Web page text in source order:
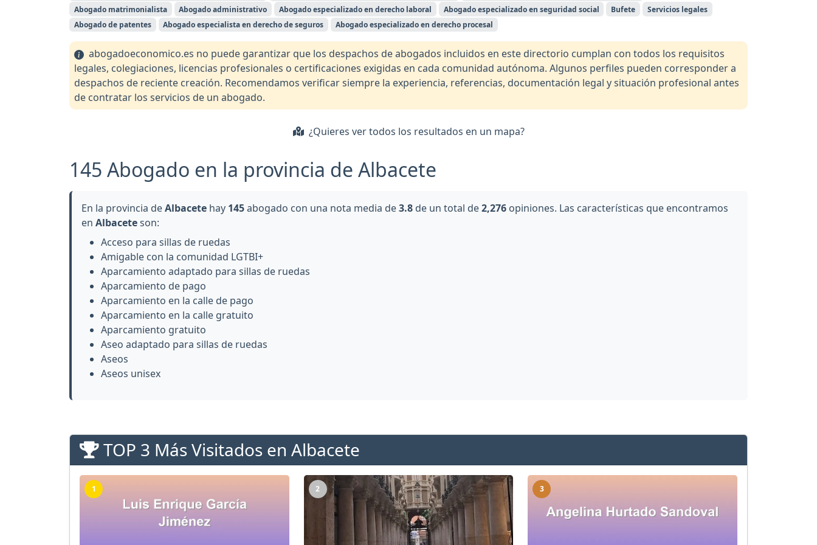
Abogado matrimonialista
Abogado administrativo Abogado especializado en derecho laboral Abogado especializado en seguridad social Bufete
Servicios legales
Abogado de patentes
Abogado especialista en derecho de seguros Abogado especializado en derecho procesal
abogadoeconomico.es no puede garantizar que los despachos de abogados incluidos en este directorio cumplan con todos los requisitos
legales, colegiaciones, licencias profesionales o certificaciones exigidas en cada comunidad autónoma. Algunos perfiles pueden corresponder a
despachos de reciente creación. Recomendamos verificar siempre la experiencia, referencias, documentación legal y situación profesional antes
de contratar los servicios de un abogado.
¿Quieres ver todos los resultados en un mapa?
145 Abogado en la provincia de Albacete
En la provincia deAlbacete hay 145abogado con una nota media de3.8 de un total de2,276 opiniones. Las características que encontramos
en Albaceteson:
Acceso para sillas de ruedas
Amigable con la comunidad LGTBI+
Aparcamiento adaptado para sillas de ruedas
Aparcamiento de pago
Aparcamiento en la calle de pago
Aparcamiento en la calle gratuito
Aparcamiento gratuito
Aseo adaptado para sillas de ruedas
Aseos
Aseos unisex
TOP 3 Más Visitados en Albacete
1 2 3